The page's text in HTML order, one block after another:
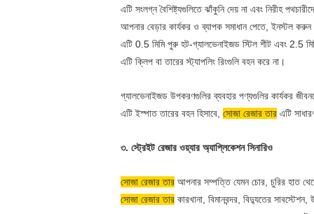
razor
wire
razor
wire
wire
razor
mesh
razor
wire
mesh
mesh
razor
mesh
এটি সংলগ্ন বৈশিষ্ট্যগুলিতে ঝাঁকুনি দেয় না এবং নিরীহ
আপনার বেড়ার কার্যকর ও ব্যাপক সমাধান পেতে, ইনস্টল করুন
এটি 0.5 মিমি পুরু হট-গ্যালভেনাইজড স্টিল শীট এবং 2.5
এটি ক্লিপ বা তারের স্ট্যাপলিং রিংগুলি বহন করে না।
গ্যালভেনাইজড উপকরণগুলির ব্যবহার পণ্যগুলির কার্যকর
এটি ইস্পাত তারের বহন হিসাবে, সোজা রেজার তার এটি
৩. স্ট্রেইট রেজার ওয়্যার অ্যাপ্লিকেশন সিনারিও
সোজা রেজার তার আপনার সম্পত্তি যেমন চোর, চুরির হাত
সোজা রেজার তার কারখানা, বিমানবন্দর, বিদ্যুতের